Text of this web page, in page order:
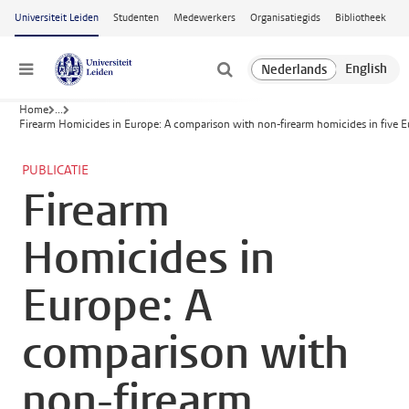
Ga naar hoofdinhoud
Universiteit Leiden Studenten Medewerkers Organisatiegids Bibliotheek
Menu
Home ...
Firearm Homicides in Europe: A comparison with non-firearm homicides in five
PUBLICATIE
Firearm
Homicides in
Europe: A
comparison with